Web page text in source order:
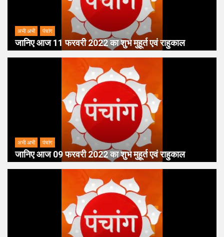
अभी अभी पंचांग
जानिए आज 11 फरवरी 2022 का शुभ मुहूर्त एवं राहुकाल
अभी अभी पंचांग
जानिए आज 09 फरवरी 2022 का शुभ मुहूर्त एवं राहुकाल